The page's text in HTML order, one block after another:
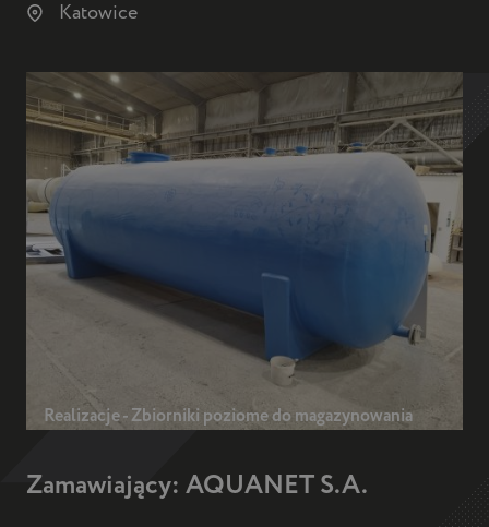
Katowice
Realizacje - Zbiorniki poziome do magazynowania
Zamawiający: AQUANET S.A.